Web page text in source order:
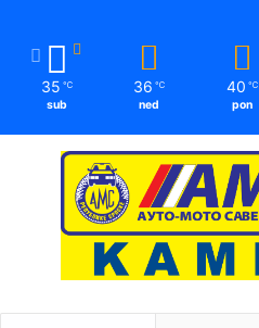
35 ℃
sub
36 ℃
ned
40 ℃
pon